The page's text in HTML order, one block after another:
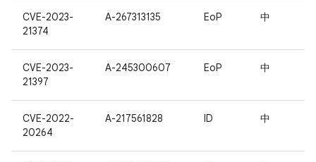
CVE-2023-
21374
A-267313135 EoP 中
CVE-2023-
21397
A-245300607 EoP 中
CVE-2022-
20264
A-217561828 ID 中